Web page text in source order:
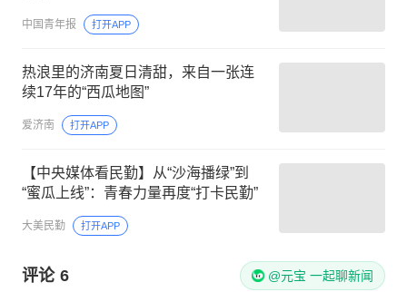
中国青年报 打开APP
热浪里的济南夏日清甜，来自一张连
续17年的“西瓜地图”
爱济南 打开APP
【中央媒体看民勤】从“沙海播绿”到
“蜜瓜上线”：青春力量再度“打卡民勤”
大美民勤 打开APP
评论 6 @元宝 一起聊新闻